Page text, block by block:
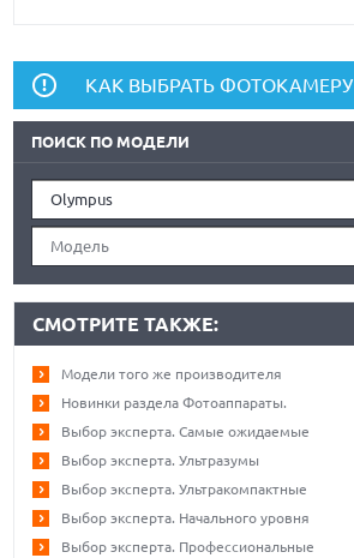
КАК ВЫБРАТЬ ФОТОКАМЕРУ
ПОИСК ПО МОДЕЛИ
Olympus
Модель
СМОТРИТЕ ТАКЖЕ:
Модели того же производителя
Новинки раздела Фотоаппараты.
Выбор эксперта. Самые ожидаемые
Выбор эксперта. Ультразумы
Выбор эксперта. Ультракомпактные
Выбор эксперта. Начального уровня
Выбор эксперта. Профессиональные